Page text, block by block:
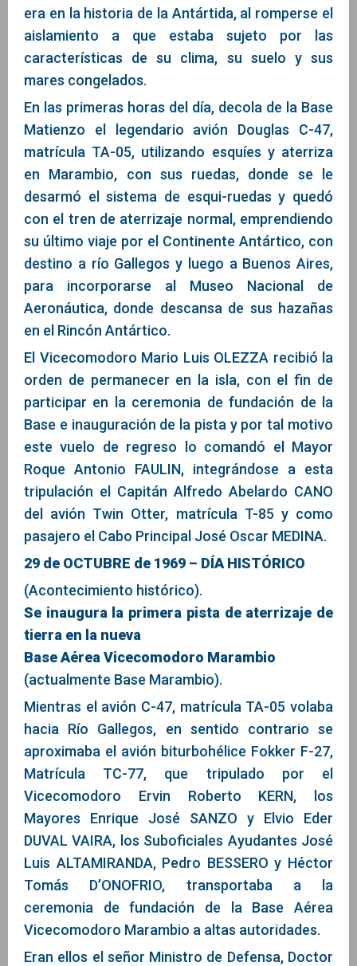
era en la historia de la Antártida, al romperse el
aislamiento a que estaba sujeto por las
características de su clima, su suelo y sus
mares congelados.
En las primeras horas del día, decola de la Base
Matienzo el legendario avión Douglas C-47,
matrícula TA-05, utilizando esquíes y aterriza
en Marambio, con sus ruedas, donde se le
desarmó el sistema de esqui-ruedas y quedó
con el tren de aterrizaje normal, emprendiendo
su último viaje por el Continente Antártico, con
destino a río Gallegos y luego a Buenos Aires,
para incorporarse al Museo Nacional de
Aeronáutica, donde descansa de sus hazañas
en el Rincón Antártico.
El Vicecomodoro Mario Luis OLEZZA recibió la
orden de permanecer en la isla, con el fin de
participar en la ceremonia de fundación de la
Base e inauguración de la pista y por tal motivo
este vuelo de regreso lo comandó el Mayor
Roque Antonio FAULIN, integrándose a esta
tripulación el Capitán Alfredo Abelardo CANO
del avión Twin Otter, matrícula T-85 y como
pasajero el Cabo Principal José Oscar MEDINA.
29 de OCTUBRE de 1969 – DÍA HISTÓRICO
(Acontecimiento histórico).
Se inaugura la primera pista de aterrizaje de
tierra en la nueva
Base Aérea Vicecomodoro Marambio
(actualmente Base Marambio).
Mientras el avión C-47, matrícula TA-05 volaba
hacia Río Gallegos, en sentido contrario se
aproximaba el avión biturbohélice Fokker F-27,
Matrícula TC-77, que tripulado por el
Vicecomodoro Ervin Roberto KERN, los
Mayores Enrique José SANZO y Elvio Eder
DUVAL VAIRA, los Suboficiales Ayudantes José
Luis ALTAMIRANDA, Pedro BESSERO y Héctor
Tomás D’ONOFRIO, transportaba a la
ceremonia de fundación de la Base Aérea
Vicecomodoro Marambio a altas autoridades.
Eran ellos el señor Ministro de Defensa, Doctor